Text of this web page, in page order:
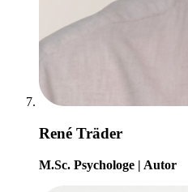
René Träder
M.Sc. Psychologe | Autor